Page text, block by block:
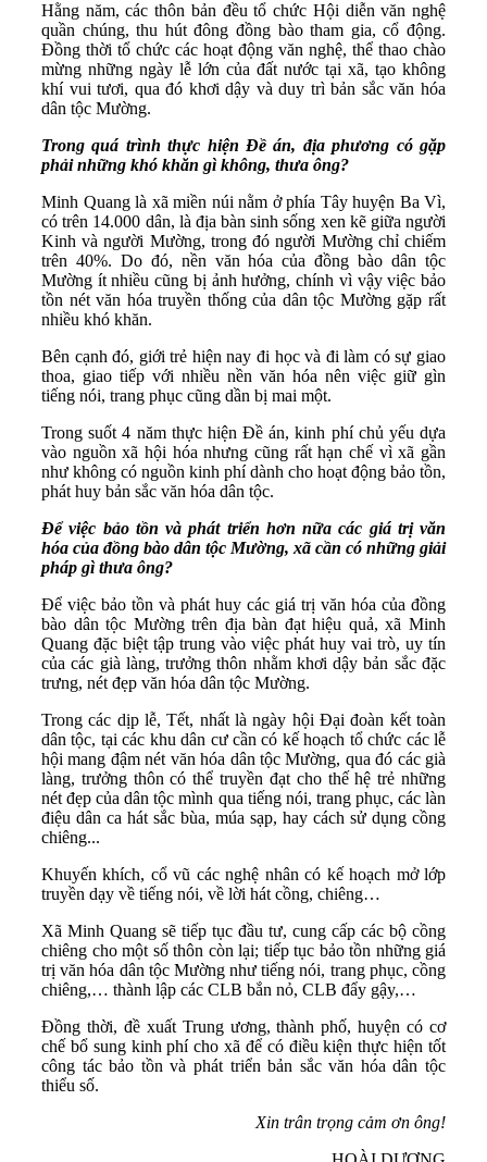
Hằng năm, các thôn bản đều tổ chức Hội diễn văn nghệ
quần chúng, thu hút đông đồng bào tham gia, cổ động.
Đồng thời tổ chức các hoạt động văn nghệ, thể thao chào
mừng những ngày lễ lớn của đất nước tại xã, tạo không
khí vui tươi, qua đó khơi dậy và duy trì bản sắc văn hóa
dân tộc Mường.
Trong quá trình thực hiện Đề án, địa phương có gặp
phải những khó khăn gì không, thưa ông?
Minh Quang là xã miền núi nằm ở phía Tây huyện Ba Vì,
có trên 14.000 dân, là địa bàn sinh sống xen kẽ giữa người
Kinh và người Mường, trong đó người Mường chỉ chiếm
trên 40%. Do đó, nền văn hóa của đồng bào dân tộc
Mường ít nhiều cũng bị ảnh hưởng, chính vì vậy việc bảo
tồn nét văn hóa truyền thống của dân tộc Mường gặp rất
nhiều khó khăn.
Bên cạnh đó, giới trẻ hiện nay đi học và đi làm có sự giao
thoa, giao tiếp với nhiều nền văn hóa nên việc giữ gìn
tiếng nói, trang phục cũng dần bị mai một.
Trong suốt 4 năm thực hiện Đề án, kinh phí chủ yếu dựa
vào nguồn xã hội hóa nhưng cũng rất hạn chế vì xã gần
như không có nguồn kinh phí dành cho hoạt động bảo tồn,
phát huy bản sắc văn hóa dân tộc.
Để việc bảo tồn và phát triển hơn nữa các giá trị văn
hóa của đồng bào dân tộc Mường, xã cần có những giải
pháp gì thưa ông?
Để việc bảo tồn và phát huy các giá trị văn hóa của đồng
bào dân tộc Mường trên địa bàn đạt hiệu quả, xã Minh
Quang đặc biệt tập trung vào việc phát huy vai trò, uy tín
của các già làng, trưởng thôn nhằm khơi dậy bản sắc đặc
trưng, nét đẹp văn hóa dân tộc Mường.
Trong các dịp lễ, Tết, nhất là ngày hội Đại đoàn kết toàn
dân tộc, tại các khu dân cư cần có kế hoạch tổ chức các lễ
hội mang đậm nét văn hóa dân tộc Mường, qua đó các già
làng, trưởng thôn có thể truyền đạt cho thế hệ trẻ những
nét đẹp của dân tộc mình qua tiếng nói, trang phục, các làn
điệu dân ca hát sắc bùa, múa sạp, hay cách sử dụng cồng
chiêng...
Khuyến khích, cổ vũ các nghệ nhân có kế hoạch mở lớp
truyền dạy về tiếng nói, về lời hát cồng, chiêng…
Xã Minh Quang sẽ tiếp tục đầu tư, cung cấp các bộ cồng
chiêng cho một số thôn còn lại; tiếp tục bảo tồn những giá
trị văn hóa dân tộc Mường như tiếng nói, trang phục, cồng
chiêng,… thành lập các CLB bắn nỏ, CLB đẩy gậy,…
Đồng thời, đề xuất Trung ương, thành phố, huyện có cơ
chế bổ sung kinh phí cho xã để có điều kiện thực hiện tốt
công tác bảo tồn và phát triển bản sắc văn hóa dân tộc
thiểu số.
Xin trân trọng cảm ơn ông!